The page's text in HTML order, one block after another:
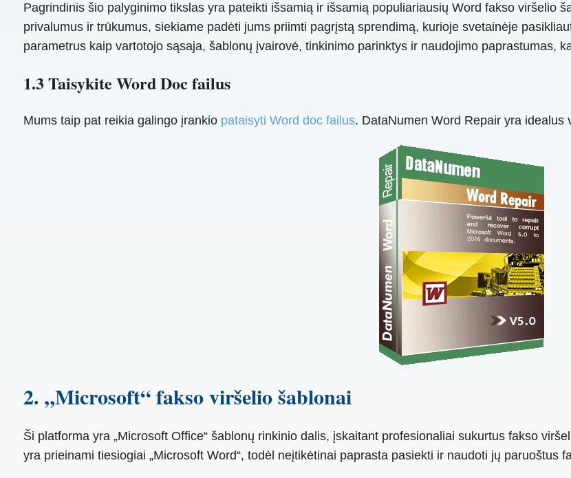
Pagrindinis šio palyginimo tikslas yra pateikti išsamią ir išsamią populiariausių Word fakso viršelio
privalumus ir trūkumus, siekiame padėti jums priimti pagrįstą sprendimą, kurioje svetainėje
parametrus kaip vartotojo sąsaja, šablonų įvairovė, tinkinimo parinktys ir naudojimo paprastumas,
1.3 Taisykite Word Doc failus
Mums taip pat reikia galingo įrankio pataisyti Word doc failus. DataNumen Word Repair yra idealus
2. „Microsoft“ fakso viršelio šablonai
Ši platforma yra „Microsoft Office“ šablonų rinkinio dalis, įskaitant profesionaliai sukurtus fakso
yra prieinami tiesiogiai „Microsoft Word“, todėl neįtikėtinai paprasta pasiekti ir naudoti jų paruoštus